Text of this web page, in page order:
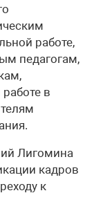
работе,
педагогам,
в
Лигомина
кадров
к